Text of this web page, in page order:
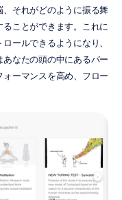
それがどのように振る舞
ことができます。これに
ールできるようになり、
なたの頭の中にあるバー
ーマンスを高め、フロー